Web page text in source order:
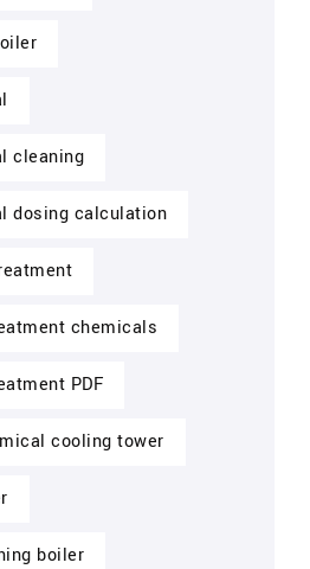
cleaning
dosing calculation
chemicals
PDF
cooling tower
boiler